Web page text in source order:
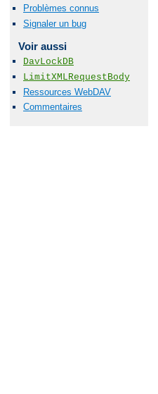
Problèmes connus
Signaler un bug
Voir aussi
DavLockDB
LimitXMLRequestBody
Ressources WebDAV
Commentaires